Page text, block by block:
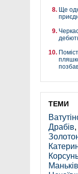
Ще
ТЕМИ
Драбів,